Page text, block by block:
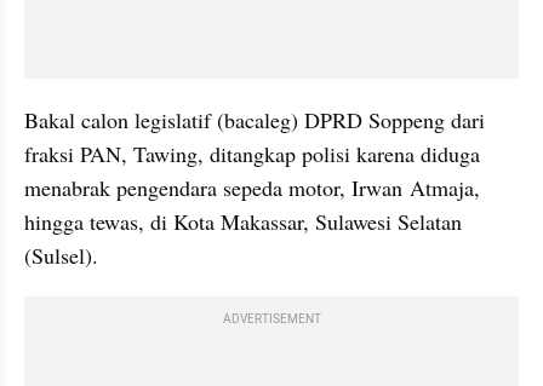
Bakal calon legislatif (bacaleg) DPRD Soppeng dari
fraksi PAN, Tawing, ditangkap polisi karena diduga
menabrak pengendara sepeda motor, Irwan Atmaja,
hingga tewas, di Kota Makassar, Sulawesi Selatan
(Sulsel).
ADVERTISEMENT